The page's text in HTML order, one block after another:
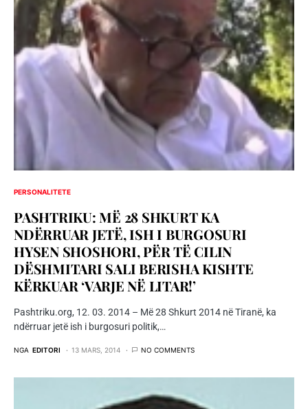
PERSONALITETE
PASHTRIKU: MË 28 SHKURT KA
NDËRRUAR JETË, ISH I BURGOSURI
HYSEN SHOSHORI, PËR TË CILIN
DËSHMITARI SALI BERISHA KISHTE
KËRKUAR ‘VARJE NË LITAR!’
Pashtriku.org, 12. 03. 2014 – Më 28 Shkurt 2014 në Tiranë, ka
ndërruar jetë ish i burgosuri politik,…
NGA EDITORI 13 MARS, 2014 NO COMMENTS